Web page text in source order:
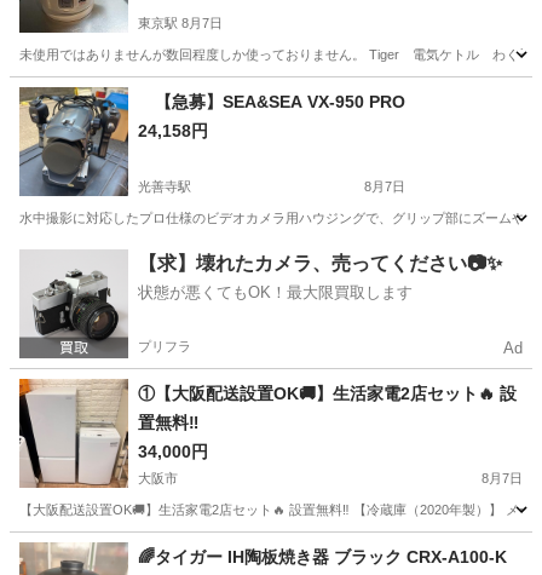
東京駅 8月7日
未使用ではありませんが数回程度しか使っておりません。 Tiger 電気ケトル わく子
大阪 大阪市 東京駅
【急募】SEA&SEA VX-950 PRO
24,158円
光善寺駅 8月7日
水中撮影に対応したプロ仕様のビデオカメラ用ハウジングで、グリップ部にズームや
光善寺駅 カメラ
【求】壊れたカメラ、売ってください📷✨
状態が悪くてもOK！最大限買取します
プリフラ Ad
①【大阪配送設置OK🚚】生活家電2店セット🔥 設
置無料‼️
34,000円
大阪市 8月7日
【大阪配送設置OK🚚】生活家電2店セット🔥 設置無料‼️ 【冷蔵庫（2020年製）】 メ
大阪 大阪市 キッチン家電
🌈タイガー IH陶板焼き器 ブラック CRX-A100-K